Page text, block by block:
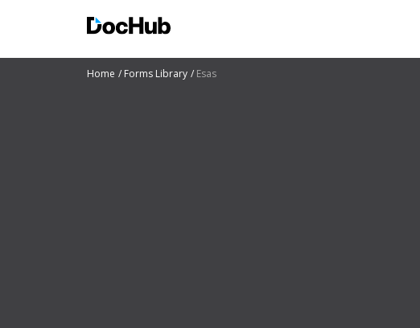
Home Forms Library Esas